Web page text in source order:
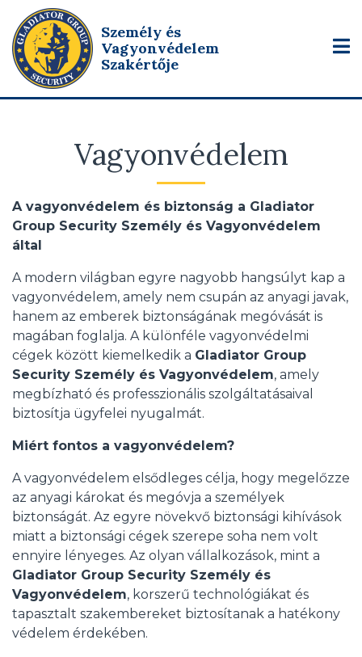
Személy és
Vagyonvédelem
Szakértője
Vagyonvédelem
A vagyonvédelem és biztonság a Gladiator
Group Security Személy és Vagyonvédelem
által
A modern világban egyre nagyobb hangsúlyt kap a
vagyonvédelem, amely nem csupán az anyagi javak,
hanem az emberek biztonságának megóvását is
magában foglalja. A különféle vagyonvédelmi
cégek között kiemelkedik a Gladiator Group
Security Személy és Vagyonvédelem, amely
megbízható és professzionális szolgáltatásaival
biztosítja ügyfelei nyugalmát.
Miért fontos a vagyonvédelem?
A vagyonvédelem elsődleges célja, hogy megelőzze
az anyagi károkat és megóvja a személyek
biztonságát. Az egyre növekvő biztonsági kihívások
miatt a biztonsági cégek szerepe soha nem volt
ennyire lényeges. Az olyan vállalkozások, mint a
Gladiator Group Security Személy és
Vagyonvédelem, korszerű technológiákat és
tapasztalt szakembereket biztosítanak a hatékony
védelem érdekében.